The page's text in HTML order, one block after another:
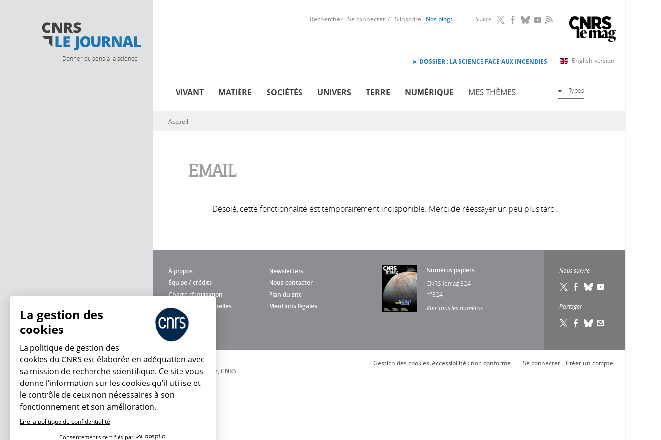
Donner du sens à la science
Suivre RSS
Rechercher Se connecter S'inscrire Nos blogs
English version
► DOSSIER : LA SCIENCE FACE AUX INCENDIES
VIVANT MATIÈRE SOCIÉTÉS UNIVERS TERRE NUMÉRIQUE MES THÈMES Types
Vous êtes ici
Accueil
EMAIL
Désolé, cette fonctionnalité est temporairement indisponible. Merci de réessayer un peu plus tard.
À propos
Newsletters
Équipe / crédits
Nous contacter
Charte d'utilisation
Plan du site
Données personnelles
Mentions légales
Numéros papiers
CNRS lemag 324
n°324
Voir tous les numéros
Nous suivre
Partager
© 2026, CNRS
Créer un compte
Se connecter
Accessibilité : non conforme
Gestion des cookies
La gestion des
cookies
La politique de gestion des
cookies du CNRS est élaborée en adéquation avec
sa mission de recherche scientifique. Ce site vous
donne l’information sur les cookies qu’il utilise et
le contrôle de ceux non nécessaires à son
fonctionnement et son amélioration.
Lire la politique de confidentialité
Consentements certifiés par